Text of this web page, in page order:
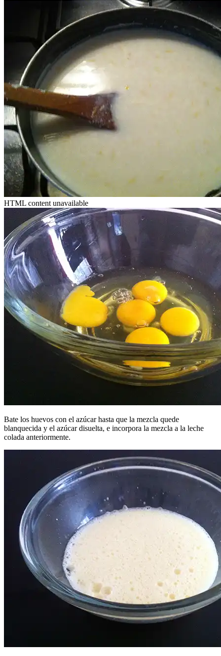
HTML content unavailable
Bate los huevos con el azúcar hasta que la mezcla quede
blanquecida y el azúcar disuelta, e incorpora la mezcla a la leche
colada anteriormente.